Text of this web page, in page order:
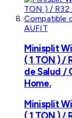
AUFIT
Minisplit
( 1 TON ) /
de Salud /
Home.
Minisplit